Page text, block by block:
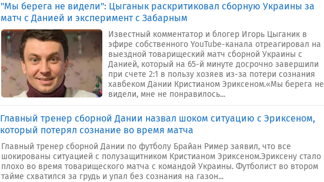
"Мы берега не видели": Цыганык раскритиковал сборную Украины за
матч с Данией и эксперимент с Забарным
Известный комментатор и блогер Игорь Цыганик в
эфире собственного YouTube-канала отреагировал на
выездной товарищеский матч сборной Украины с
Данией, который на 65-й минуте досрочно завершили
при счете 2:1 в пользу хозяев из-за потери сознания
хавбеком Дании Кристианом Эриксеном.«Мы берега не
видели, мне не понравилось...
Главный тренер сборной Дании назвал шоком ситуацию с Эриксеном,
который потерял сознание во время матча
Главный тренер сборной Дании по футболу Брайан Ример заявил, что все
шокированы ситуацией с полузащитником Кристианом Эриксеном.Эриксену стало
плохо во время товарищеского матча с командой Украины. Футболист во втором
тайме схватился за грудь и упал без сознания на газон...